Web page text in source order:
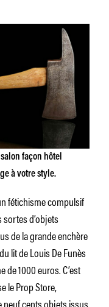
façon hôtel
à votre style.
fétichisme compulsif
d’objets
de la grande enchère
lit de Louis De Funès
1000 euros. C’est
le Prop Store,
cents objets issus